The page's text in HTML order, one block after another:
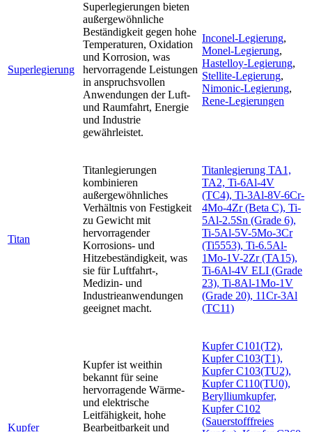
Superlegierung
Superlegierungen bieten
außergewöhnliche
Beständigkeit gegen hohe
Temperaturen, Oxidation
und Korrosion, was
hervorragende Leistungen
in anspruchsvollen
Anwendungen der Luft-
und Raumfahrt, Energie
und Industrie
gewährleistet.
Inconel-Legierung,
Monel-Legierung,
Hastelloy-Legierung,
Stellite-Legierung,
Nimonic-Legierung,
Rene-Legierungen
Titan
Titanlegierungen
kombinieren
außergewöhnliches
Verhältnis von Festigkeit
zu Gewicht mit
hervorragender
Korrosions- und
Hitzebeständigkeit, was
sie für Luftfahrt-,
Medizin- und
Industrieanwendungen
geeignet macht.
Titanlegierung TA1,
TA2, Ti-6Al-4V
(TC4), Ti-3Al-8V-6Cr-
4Mo-4Zr (Beta C), Ti-
5Al-2.5Sn (Grade 6),
Ti-5Al-5V-5Mo-3Cr
(Ti5553), Ti-6.5Al-
1Mo-1V-2Zr (TA15),
Ti-6Al-4V ELI (Grade
23), Ti-8Al-1Mo-1V
(Grade 20), 11Cr-3Al
(TC11)
Kupfer
Kupfer ist weithin
bekannt für seine
hervorragende Wärme-
und elektrische
Leitfähigkeit, hohe
Bearbeitbarkeit und
Kupfer C101(T2),
Kupfer C103(T1),
Kupfer C103(TU2),
Kupfer C110(TU0),
Berylliumkupfer,
Kupfer C102
(Sauerstofffreies